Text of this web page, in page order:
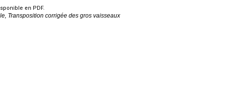
en PDF.
Transposition corrigée des gros vaisseaux